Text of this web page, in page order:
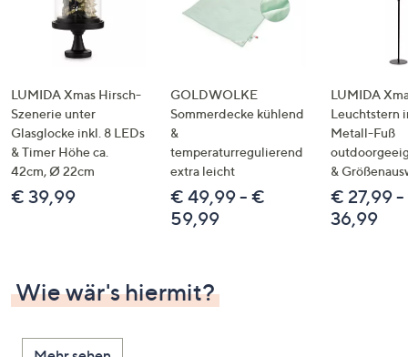
LUMIDA Xmas Hirsch-
Szenerie unter
Glasglocke inkl. 8 LEDs
& Timer Höhe ca.
42cm, Ø 22cm
€ 39,99
GOLDWOLKE
Sommerdecke kühlend
&
temperaturregulierend
extra leicht
€ 49,99 - €
59,99
LUMIDA
Leuchtstern
Metall-Fuß
&
€ 27,99
36,99
Wie wär's hiermit?